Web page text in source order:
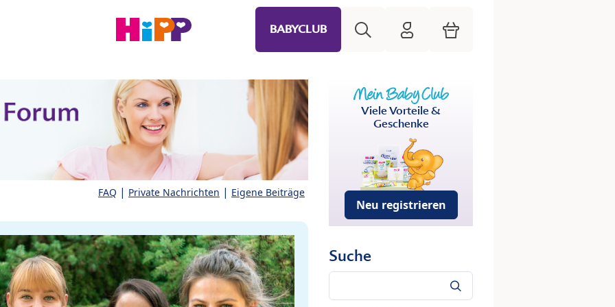
BABYCLUB HiPP Mein Babyclub
Warenkorb
FAQ | Private Nachrichten | Eigene Beiträge
Viele Vorteile &
Geschenke
Neu registrieren
Suche